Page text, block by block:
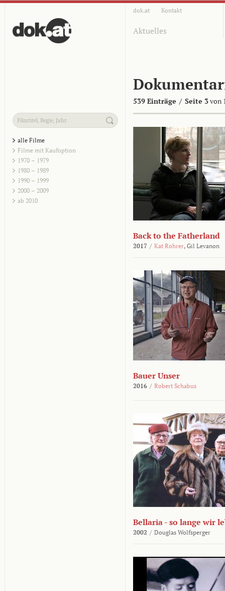
dok.at Kontakt
Aktuelles
539 Einträge / Seite 3von
alle Filme
Filme mit Kaufoption
1970 – 1979
1980 – 1989
1990 – 1999
2000 – 2009
ab 2010
Back to the Fatherland
2017 / Kat Rohrer, Gil Levanon
Bauer Unser
2016 / Robert Schabus
Bellaria - so lange wir
2002 / Douglas Wolfsperger